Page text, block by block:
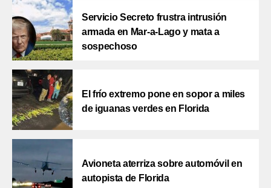
Servicio Secreto frustra intrusión
armada en Mar-a-Lago y mata a
sospechoso
El frío extremo pone en sopor a miles
de iguanas verdes en Florida
Avioneta aterriza sobre automóvil en
autopista de Florida